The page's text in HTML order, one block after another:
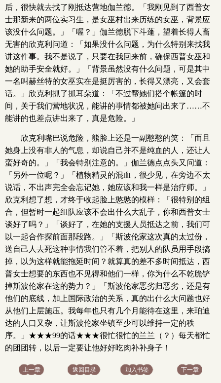
后，很快就去找了刚抵达营地伽兰德。「我刚见到了西普女
士那新来的两位实习生，是女巫村出来历练的女巫，背景应
该没什么问题。」「喔？」伽兰德脱下斗蓬，望着长得人畜
无害的欣克利问道：「如果没什么问题，为什么特别来找我
讲这件事。我不是说了，只要在我回来前，确保西普女巫和
她的助手安全就好。」「背景虽然没有什么问题，可是其中
一名叫赫丝特的女巫实在是挺厉害的，长得又漂亮，又会套
话。」欣克利抓了抓耳朵道：「不过帮她们搭个帐篷的时
间，关于我们营地状况，能讲的事情都被她问出来了……不
能讲的也差点讲出来了，真是危险。」
欣克利嘴巴说危险，熊脸上还是一副憨憨的笑：「而且
她身上没有非人的气息，却说自己并不是纯血的人，还让人
蛮好奇的。」「我会特别注意的。」伽兰德点点头又问道：
「另外一位呢？」「植物精灵的混血，很少见，在旁边不太
说话，不出声完全会忘记她，她应该和我一样是治疗师。」
欣克利想了想，才终于收起脸上憨憨的模样：「很特别的组
合，但暂时一起组队应该不会出什么大乱子，你和西普女士
谈好了吗？」「谈好了，在她的支援人员抵达之前，我们可
以一起合作探前面那段路。」「斯波伦家这次真的太过份，
送自己人去死这种事情我们管不着，把别人的队员用手段搞
掉，以为这样就能拖延时间？就算真的差不多时间抵达，西
普女士想要的东西也不见得和他们一样，你为什么不乾脆铲
掉斯波伦家在这的势力？」「斯波伦家恶劣归恶劣，还是有
他们的底线，加上国际政治的关系，真的出什么大问题也好
从他们上层施压。我每年也只有几个月能待在这里，来珀迪
达的人口又杂，让斯波伦家坐镇至少可以维持一定的秩
序。」★★★99的话★★★很忙很忙的兰兰（？）每天都忙
的团团转，以后一定要让他好好吃肉补补身子！
上一章 返回目录 加入书签 下一章